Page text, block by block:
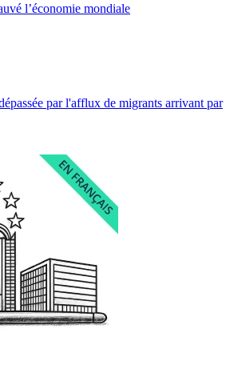
l’économie mondiale
par l'afflux de migrants arrivant par